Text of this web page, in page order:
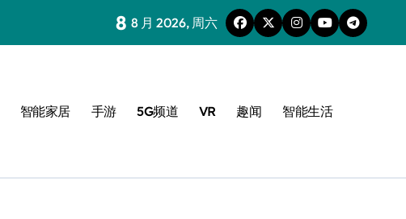
8 8 月 2026, 周六
智能家居 手游 5G频道 VR 趣闻 智能生活